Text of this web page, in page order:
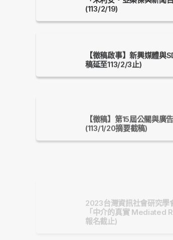
(113/2/19)
【徵稿啟事】新興媒體與
稿延至113/2/3止)
(113/1/20摘要截稿)